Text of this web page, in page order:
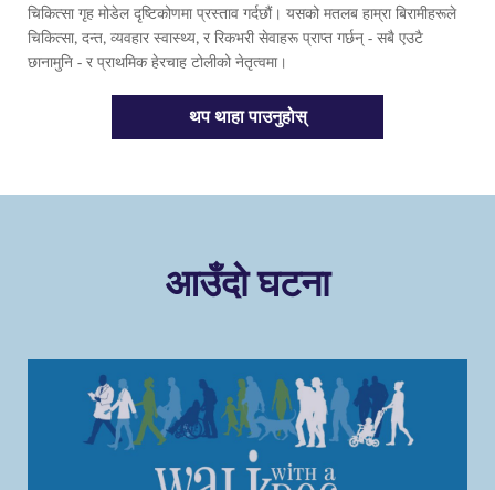
चिकित्सा गृह मोडेल दृष्टिकोणमा प्रस्ताव गर्दछौं। यसको मतलब हाम्रा बिरामीहरूले
चिकित्सा, दन्त, व्यवहार स्वास्थ्य, र रिकभरी सेवाहरू प्राप्त गर्छन् - सबै एउटै
छानामुनि - र प्राथमिक हेरचाह टोलीको नेतृत्वमा।
थप थाहा पाउनुहोस्
आउँदो घटना